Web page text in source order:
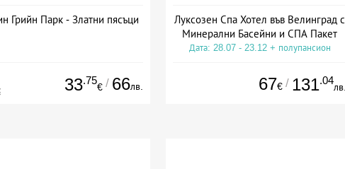
Грийн Парк - Златни пясъци
33.75
€ / 66лв.
Луксозен Спа Хотел във Велинград с
Минерални Басейни и СПА Пакет
Дата: 28.07 - 23.12 + полупансион
67€ / 131.04
лв.